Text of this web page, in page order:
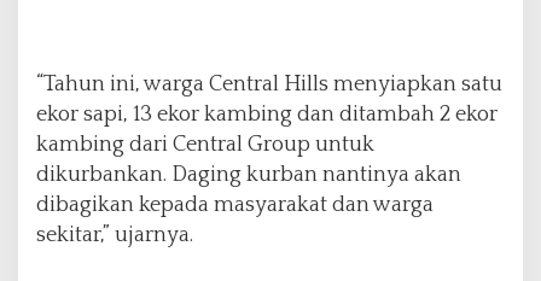
“Tahun ini, warga Central Hills menyiapkan satu
ekor sapi, 13 ekor kambing dan ditambah 2 ekor
kambing dari Central Group untuk
dikurbankan. Daging kurban nantinya akan
dibagikan kepada masyarakat dan warga
sekitar,” ujarnya.